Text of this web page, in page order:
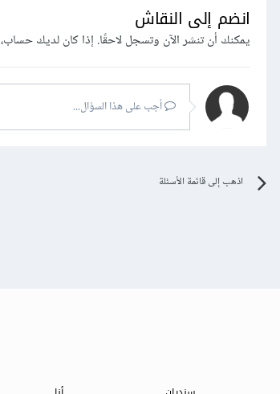
انضم إلى النقاش
يمكنك أن تنشر الآن وتسجل لاحقًا. إذا كان لديك حساب،
أجب على هذا السؤال...
اذهب إلى قائمة الأسئلة